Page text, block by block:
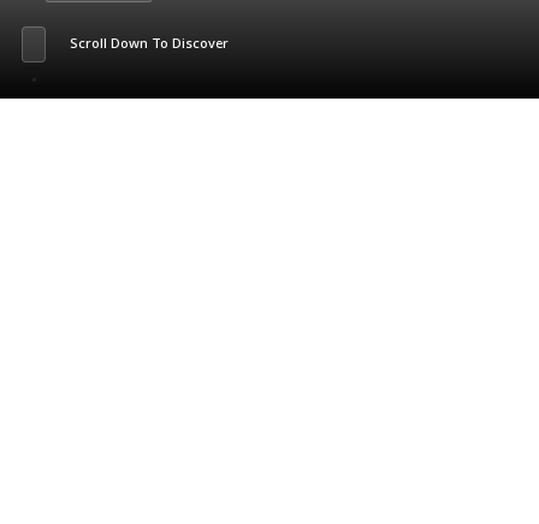
Scroll Down To Discover